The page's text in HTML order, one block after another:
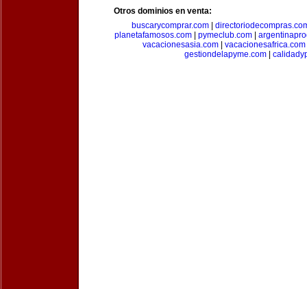
Otros dominios en venta:
buscarycomprar.com|
planetafamosos.com| pymeclub.com|
vacacionesasia.com
vacacionesafrica.com
gestiondelapyme.com|